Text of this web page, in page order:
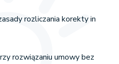
rozliczania korekty in
rozwiązaniu umowy bez